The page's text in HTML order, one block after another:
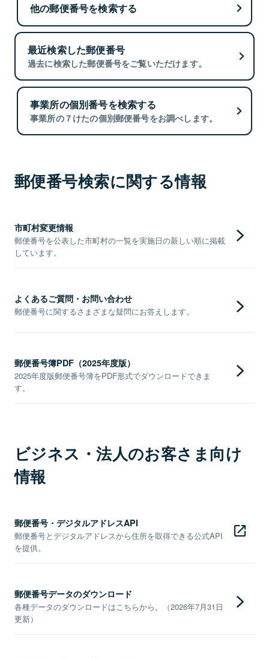
他の郵便番号を検索する
最近検索した郵便番号
過去に検索した郵便番号をご覧いただけます。
事業所の個別番号を検索する
事業所の７けたの個別郵便番号をお調べします。
郵便番号検索に関する情報
市町村変更情報
郵便番号を公表した市町村の一覧を実施日の新しい順に掲載
しています。
よくあるご質問・お問い合わせ
郵便番号に関するさまざまな疑問にお答えします。
郵便番号簿PDF（2025年度版）
2025年度版郵便番号簿をPDF形式でダウンロードできま
す。
ビジネス・法人のお客さま向け
情報
郵便番号・デジタルアドレスAPI
郵便番号とデジタルアドレスから住所を取得できる公式API
を提供。
郵便番号データのダウンロード
各種データのダウンロードはこちらから。（2026年7月31日
更新）